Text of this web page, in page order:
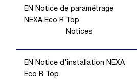
EN Notice de paramétrage
NEXA Eco R Top
Notices
EN Notice d'installation NEXA
Eco R Top